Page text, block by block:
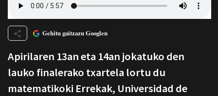
Gehitu gaitzazu Googlen
Apirilaren 13an eta 14an jokatuko den
lauko finalerako txartela lortu du
matematikoki Errekak, Universidad de